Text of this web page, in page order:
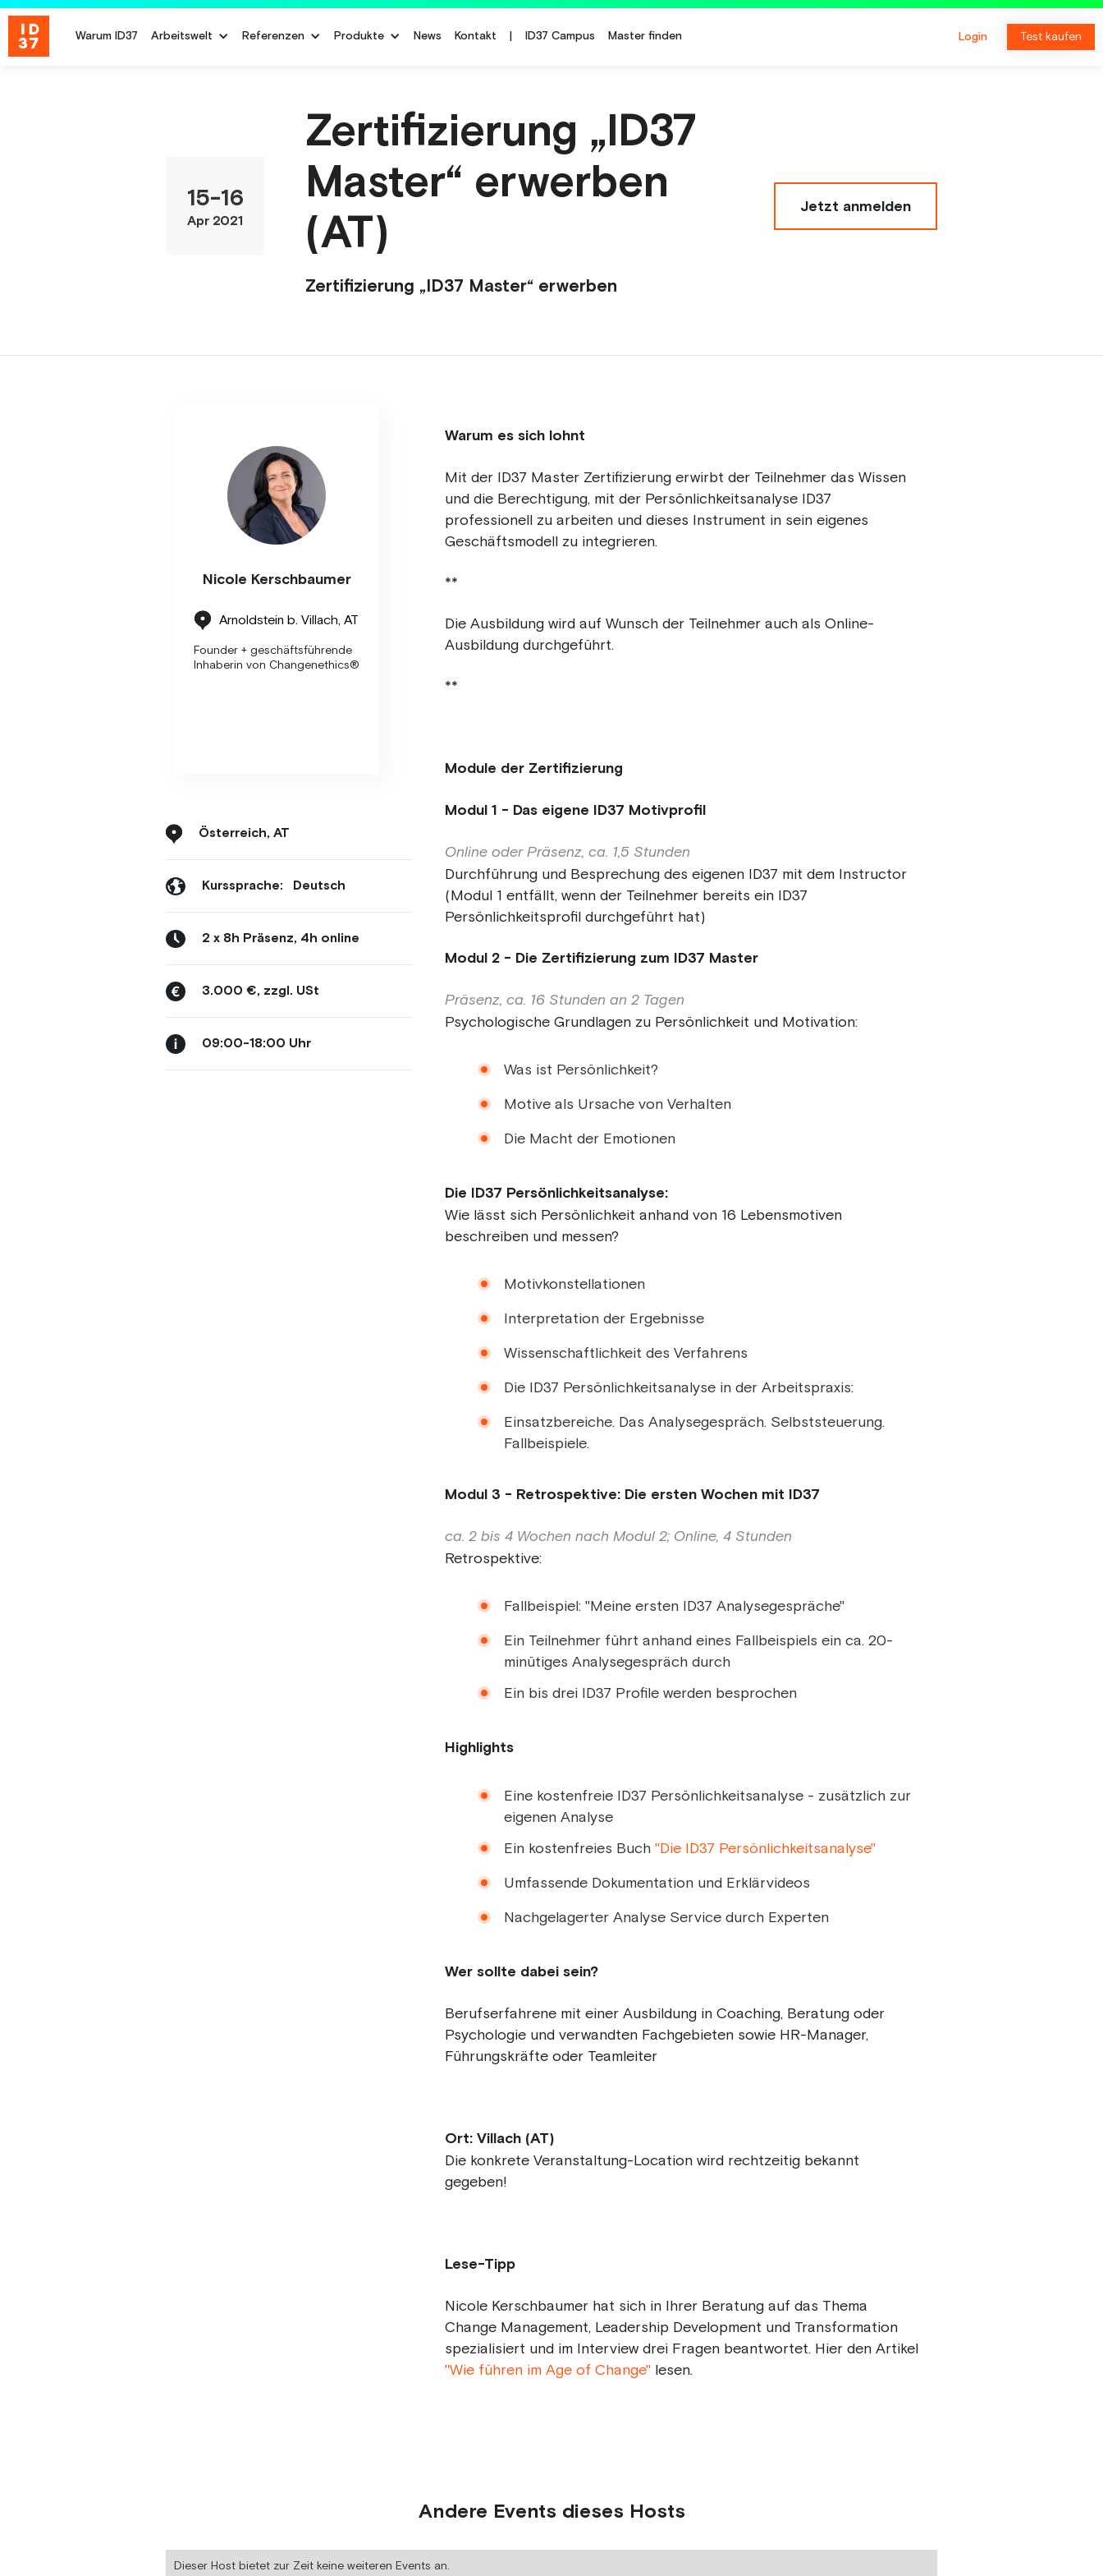
Warum ID37 Arbeitswelt Referenzen Produkte News Kontakt | ID37 Campus Master finden Login Test kaufen
15-16
Apr 2021
Zertifizierung „ID37
Master“ erwerben
(AT)
Zertifizierung „ID37 Master“ erwerben
Jetzt anmelden
Nicole Kerschbaumer
Arnoldstein b. Villach, AT
Founder + geschäftsführende
Inhaberin von Changenethics®
Österreich, AT
Kurssprache: Deutsch
2 x 8h Präsenz, 4h online
3.000 €, zzgl. USt
09:00-18:00 Uhr
Warum es sich lohnt
Mit der ID37 Master Zertifizierung erwirbt der Teilnehmer das Wissen
und die Berechtigung, mit der Persönlichkeitsanalyse ID37
professionell zu arbeiten und dieses Instrument in sein eigenes
Geschäftsmodell zu integrieren.
**
Die Ausbildung wird auf Wunsch der Teilnehmer auch als Online-
Ausbildung durchgeführt.
**
Module der Zertifizierung
Modul 1 - Das eigene ID37 Motivprofil
Online oder Präsenz, ca. 1,5 Stunden
Durchführung und Besprechung des eigenen ID37 mit dem Instructor
(Modul 1 entfällt, wenn der Teilnehmer bereits ein ID37
Persönlichkeitsprofil durchgeführt hat)
Modul 2 - Die Zertifizierung zum ID37 Master
Präsenz, ca. 16 Stunden an 2 Tagen
Psychologische Grundlagen zu Persönlichkeit und Motivation:
Was ist Persönlichkeit?
Motive als Ursache von Verhalten
Die Macht der Emotionen
Die ID37 Persönlichkeitsanalyse:
Wie lässt sich Persönlichkeit anhand von 16 Lebensmotiven
beschreiben und messen?
Motivkonstellationen
Interpretation der Ergebnisse
Wissenschaftlichkeit des Verfahrens
Die ID37 Persönlichkeitsanalyse in der Arbeitspraxis:
Einsatzbereiche. Das Analysegespräch. Selbststeuerung.
Fallbeispiele.
Modul 3 - Retrospektive: Die ersten Wochen mit ID37
ca. 2 bis 4 Wochen nach Modul 2; Online, 4 Stunden
Retrospektive:
Fallbeispiel: "Meine ersten ID37 Analysegespräche"
Ein Teilnehmer führt anhand eines Fallbeispiels ein ca. 20-
minütiges Analysegespräch durch
Ein bis drei ID37 Profile werden besprochen
Highlights
Eine kostenfreie ID37 Persönlichkeitsanalyse - zusätzlich zur
eigenen Analyse
Ein kostenfreies Buch "Die ID37 Persönlichkeitsanalyse"
Umfassende Dokumentation und Erklärvideos
Nachgelagerter Analyse Service durch Experten
Wer sollte dabei sein?
Berufserfahrene mit einer Ausbildung in Coaching, Beratung oder
Psychologie und verwandten Fachgebieten sowie HR-Manager,
Führungskräfte oder Teamleiter
Ort: Villach (AT)
Die konkrete Veranstaltung-Location wird rechtzeitig bekannt
gegeben!
Lese-Tipp
Nicole Kerschbaumer hat sich in Ihrer Beratung auf das Thema
Change Management, Leadership Development und Transformation
spezialisiert und im Interview drei Fragen beantwortet. Hier den Artikel
"Wie führen im Age of Change"lesen.
Andere Events dieses Hosts
Dieser Host bietet zur Zeit keine weiteren Events an.